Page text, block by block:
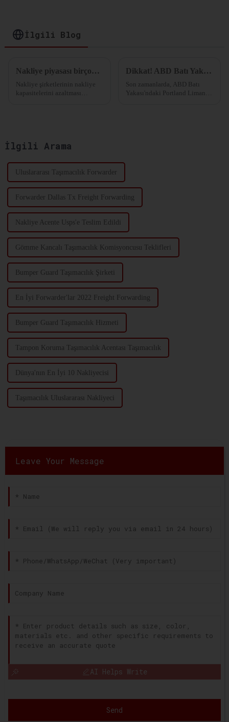
İlgili Blog
Nakliye piyasası birçok rotada yer sıkıntısı yaşıyor!
Nakliye şirketlerinin nakliye
kapasitelerini azaltması
Dikkat! ABD Batı Yakası'ndaki Portland Limanı Bu Yılın Ekim Ayında Konteyner Operasyonlarını Durduruyor!
Son zamanlarda, ABD Batı
Yakası'ndaki Portland Limanı,
İlgili Arama
Uluslararası Taşımacılık Forwarder
Forwarder Dallas Tx Freight Forwarding
Nakliye Acente Usps'e Teslim Edildi
Gömme Kancalı Taşımacılık Komisyoncusu Teklifleri
Bumper Guard Taşımacılık Şirketi
En İyi Forwarder'lar 2022 Freight Forwarding
Bumper Guard Taşımacılık Hizmeti
Tampon Koruma Taşımacılık Acentası Taşımacılık
Dünya'nın En İyi 10 Nakliyecisi
Taşımacılık Uluslararası Nakliyeci
Leave Your Message
AI Helps Write
Send